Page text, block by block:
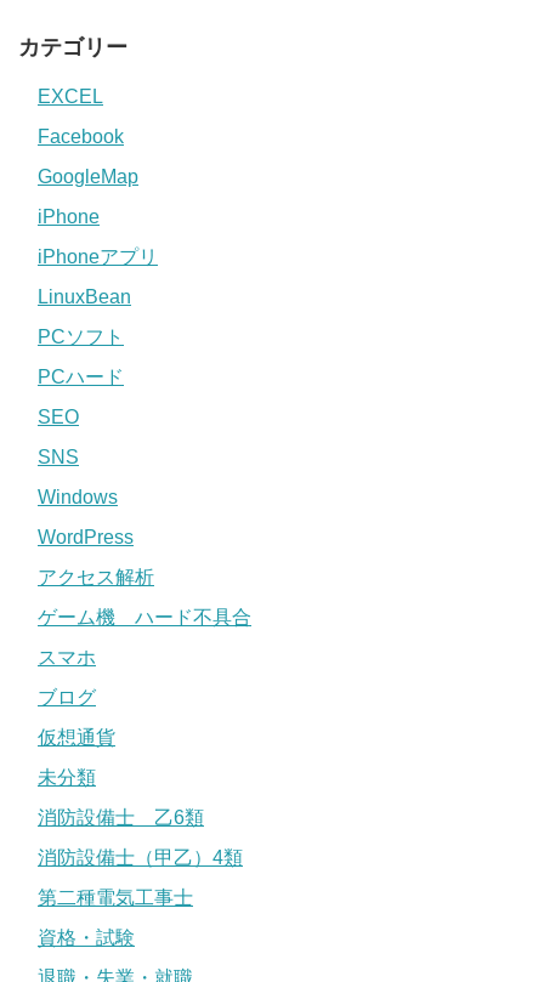
カテゴリー
EXCEL
Facebook
GoogleMap
iPhone
iPhoneアプリ
LinuxBean
PCソフト
PCハード
SEO
SNS
Windows
WordPress
アクセス解析
ゲーム機 ハード不具合
スマホ
ブログ
仮想通貨
未分類
消防設備士 乙6類
消防設備士（甲乙）4類
第二種電気工事士
資格・試験
退職・失業・就職